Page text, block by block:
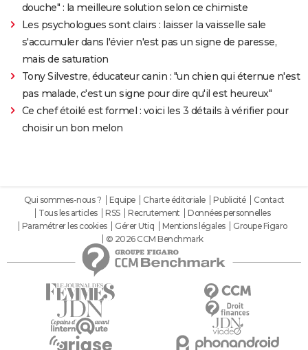
douche" : la meilleure solution selon ce chimiste
Les psychologues sont clairs : laisser la vaisselle sale
s'accumuler dans l'évier n'est pas un signe de paresse,
mais de saturation
Tony Silvestre, éducateur canin : "un chien qui éternue n'est
pas malade, c'est un signe pour dire qu'il est heureux"
Ce chef étoilé est formel : voici les 3 détails à vérifier pour
choisir un bon melon
Qui sommes-nous ? Equipe Charte éditoriale Publicité
Contact
Tous les articles
RSS Recrutement
Données personnelles
Paramétrer les cookies
Gérer Utiq Mentions légales
Groupe Figaro
© 2026 CCM Benchmark